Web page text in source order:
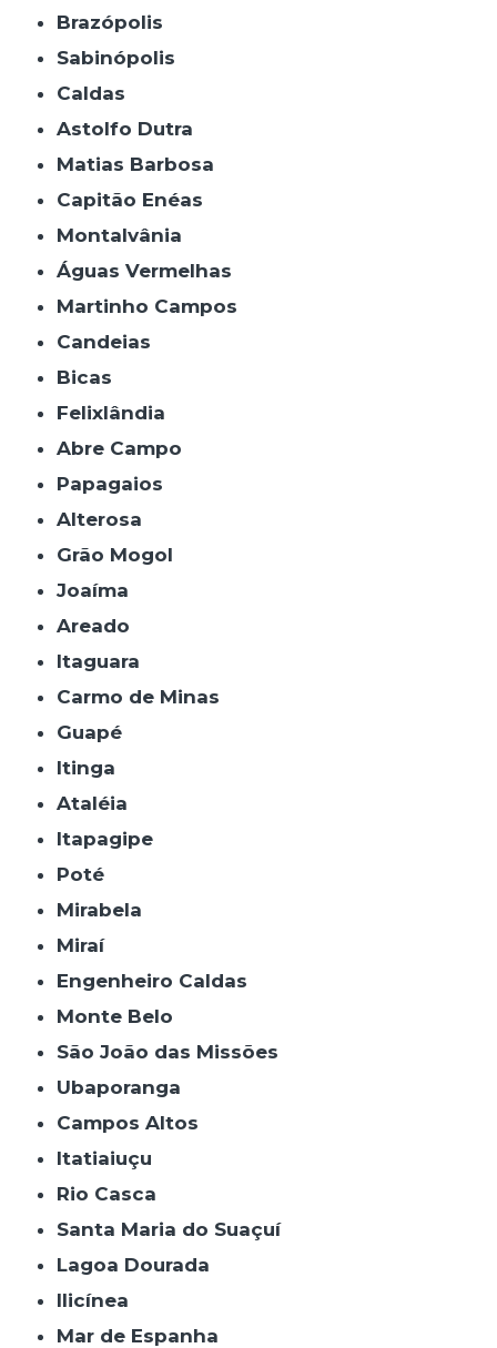
Brazópolis
Sabinópolis
Caldas
Astolfo Dutra
Matias Barbosa
Capitão Enéas
Montalvânia
Águas Vermelhas
Martinho Campos
Candeias
Bicas
Felixlândia
Abre Campo
Papagaios
Alterosa
Grão Mogol
Joaíma
Areado
Itaguara
Carmo de Minas
Guapé
Itinga
Ataléia
Itapagipe
Poté
Mirabela
Miraí
Engenheiro Caldas
Monte Belo
São João das Missões
Ubaporanga
Campos Altos
Itatiaiuçu
Rio Casca
Santa Maria do Suaçuí
Lagoa Dourada
Ilicínea
Mar de Espanha